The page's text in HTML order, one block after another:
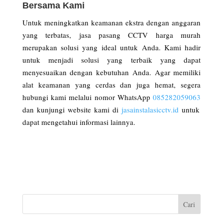
Bersama Kami
Untuk meningkatkan keamanan ekstra dengan anggaran
yang terbatas, jasa pasang CCTV harga murah
merupakan solusi yang ideal untuk Anda. Kami hadir
untuk menjadi solusi yang terbaik yang dapat
menyesuaikan dengan kebutuhan Anda. Agar memiliki
alat keamanan yang cerdas dan juga hemat, segera
hubungi kami melalui nomor WhatsApp085282059063
dan kunjungi website kami dijasainstalasicctv.id untuk
dapat mengetahui informasi lainnya.
Cari